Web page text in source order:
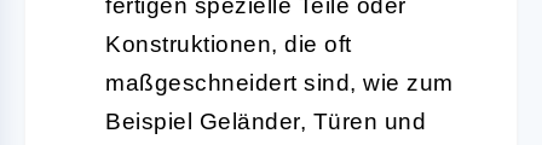
fertigen spezielle Teile oder
Konstruktionen, die oft
maßgeschneidert sind, wie zum
Beispiel Geländer, Türen und